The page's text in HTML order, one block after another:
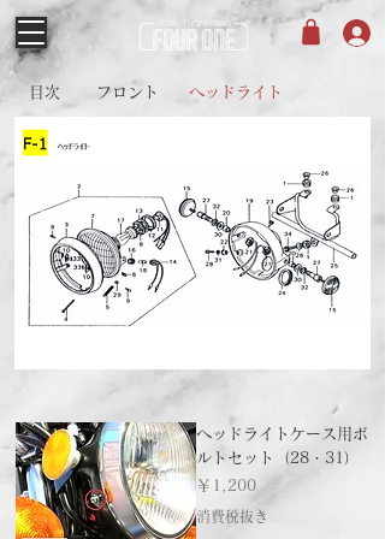
目次 フロント ヘッドライト
ヘッドライトケース用ボ
ルトセット（28・31）
価格
￥1,200
消費税抜き